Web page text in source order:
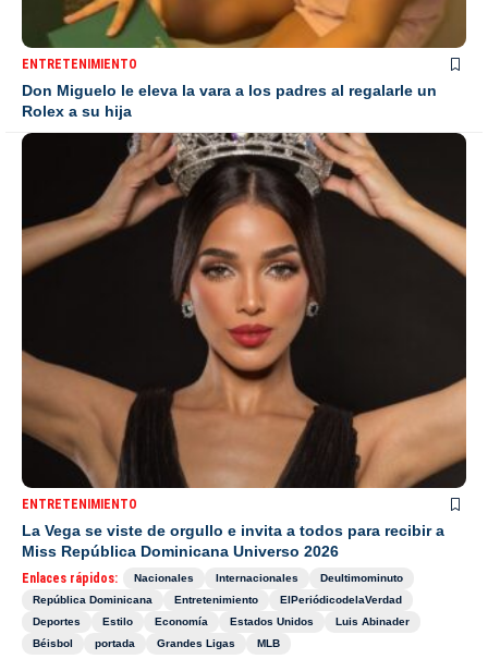
ENTRETENIMIENTO
Don Miguelo le eleva la vara a los padres al regalarle un
Rolex a su hija
ENTRETENIMIENTO
La Vega se viste de orgullo e invita a todos para recibir a
Miss República Dominicana Universo 2026
Enlaces rápidos: Nacionales Internacionales
Deultimominuto
República Dominicana
Entretenimiento
ElPeriódicodelaVerdad
Deportes
Estilo Economía Estados Unidos
Luis Abinader
Béisbol
portada Grandes Ligas MLB